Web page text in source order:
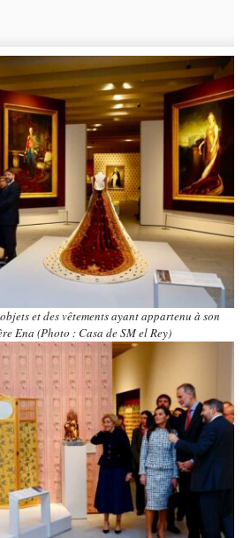
et des vêtements ayant appartenu à son
Ena (Photo : Casa de SM el Rey)